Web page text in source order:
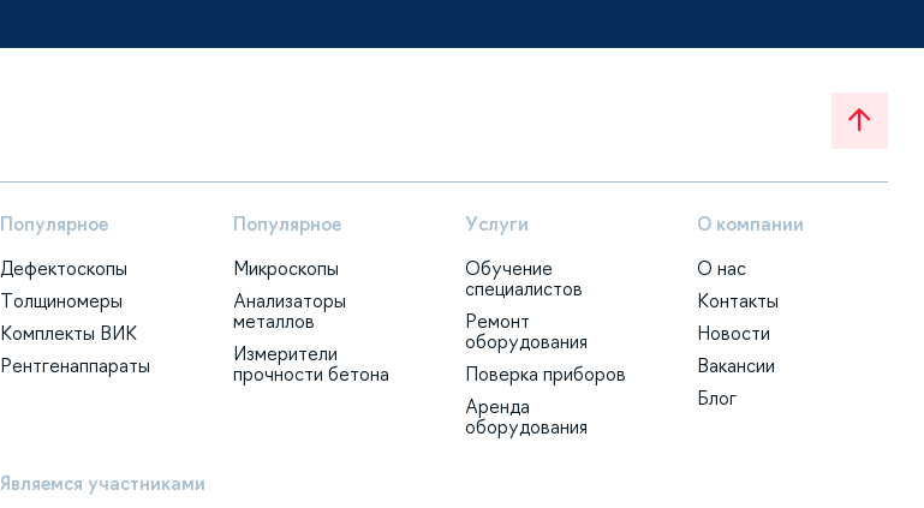
Популярное
Дефектоскопы
Толщиномеры
Комплекты ВИК
Рентгенаппараты
Популярное
Микроскопы
Анализаторы
металлов
Измерители
прочности бетона
Услуги
Обучение
специалистов
Ремонт
оборудования
Поверка приборов
Аренда
оборудования
О компании
О нас
Контакты
Новости
Вакансии
Блог
Являемся участниками